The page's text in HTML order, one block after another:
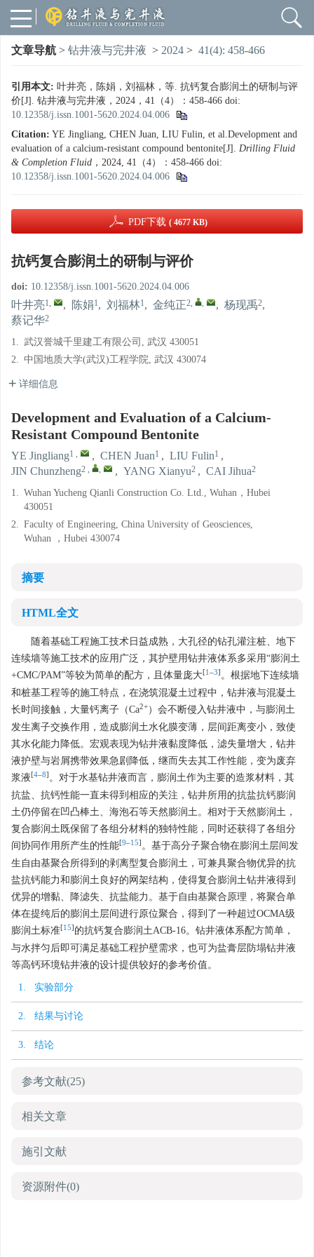
文章导航 > 钻井液与完井液 > 2024 > 41(4): 458-466
引用本文: 叶井亮，陈娟，刘福林，等. 抗钙复合膨润土的研制与评
价[J]. 钻井液与完井液，2024，41（4）：458-466 doi:
10.12358/j.issn.1001-5620.2024.04.006
Citation: YE Jingliang, CHEN Juan, LIU Fulin, et al.Development and
evaluation of a calcium-resistant compound bentonite[J]. Drilling Fluid
& Completion Fluid ，2024, 41（4）：458-466 doi:
10.12358/j.issn.1001-5620.2024.04.006
PDF下载 ( 4677 KB)
抗钙复合膨润土的研制与评价
doi: 10.12358/j.issn.1001-5620.2024.04.006
叶井亮1, , 陈娟1, 刘福林1, 金纯正2, , , 杨现禹2,
蔡记华2
1. 武汉誉城千里建工有限公司, 武汉 430051
2. 中国地质大学(武汉)工程学院, 武汉 430074
详细信息
Development and Evaluation of a Calcium-
Resistant Compound Bentonite
YE Jingliang1 , , CHEN Juan1 , LIU Fulin1 ,
JIN Chunzheng2 , , , YANG Xianyu2 , CAI Jihua2
1. Wuhan Yucheng Qianli Construction Co. Ltd., Wuhan，Hubei
430051
2. Faculty of Engineering, China University of Geosciences,
Wuhan ，Hubei 430074
摘要
HTML全文
随着基础工程施工技术日益成熟，大孔径的钻孔灌注桩、地下
连续墙等施工技术的应用广泛，其护壁用钻井液体系多采用“膨润土
+CMC/PAM”等较为简单的配方，且体量庞大[1 –3] 。根据地下连续墙
和桩基工程等的施工特点，在浇筑混凝土过程中，钻井液与混凝土
长时间接触，大量钙离子（Ca2+）会不断侵入钻井液中，与膨润土
发生离子交换作用，造成膨润土水化膜变薄，层间距离变小，致使
其水化能力降低。宏观表现为钻井液黏度降低，滤失量增大，钻井
液护壁与岩屑携带效果急剧降低，继而失去其工作性能，变为废弃
浆液[4–8] 。对于水基钻井液而言，膨润土作为主要的造浆材料，其
抗盐、抗钙性能一直未得到相应的关注，钻井所用的抗盐抗钙膨润
土仍停留在凹凸棒土、海泡石等天然膨润土。相对于天然膨润土，
复合膨润土既保留了各组分材料的独特性能，同时还获得了各组分
间协同作用所产生的性能[9–15] 。基于高分子聚合物在膨润土层间发
生自由基聚合所得到的剥离型复合膨润土，可兼具聚合物优异的抗
盐抗钙能力和膨润土良好的网架结构，使得复合膨润土钻井液得到
优异的增黏、降滤失、抗盐能力。基于自由基聚合原理，将聚合单
体在提纯后的膨润土层间进行原位聚合，得到了一种超过OCMA级
膨润土标准[15] 的抗钙复合膨润土ACB-16。钻井液体系配方简单，
与水拌匀后即可满足基础工程护壁需求，也可为盐膏层防塌钻井液
等高钙环境钻井液的设计提供较好的参考价值。
1. 实验部分
2. 结果与讨论
3. 结论
参考文献(25)
相关文章
施引文献
资源附件(0)